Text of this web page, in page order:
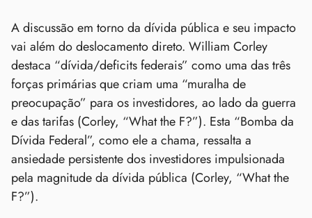
A discussão em torno da dívida pública e seu impacto
vai além do deslocamento direto. William Corley
destaca “dívida/deficits federais” como uma das três
forças primárias que criam uma “muralha de
preocupação” para os investidores, ao lado da guerra
e das tarifas (Corley, “What the F?”). Esta “Bomba da
Dívida Federal”, como ele a chama, ressalta a
ansiedade persistente dos investidores impulsionada
pela magnitude da dívida pública (Corley, “What the
F?”).